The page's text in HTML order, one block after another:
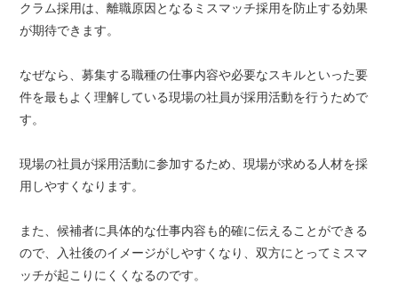
クラム採用は、離職原因となるミスマッチ採用を防止する効果
が期待できます。
なぜなら、募集する職種の仕事内容や必要なスキルといった要
件を最もよく理解している現場の社員が採用活動を行うためで
す。
現場の社員が採用活動に参加するため、現場が求める人材を採
用しやすくなります。
また、候補者に具体的な仕事内容も的確に伝えることができる
ので、入社後のイメージがしやすくなり、双方にとってミスマ
ッチが起こりにくくなるのです。